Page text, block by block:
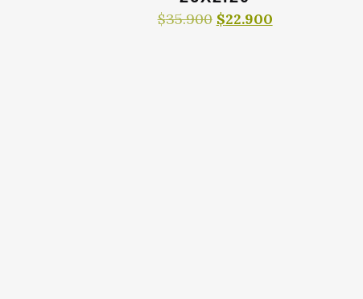
$35.900 El
$22.900El